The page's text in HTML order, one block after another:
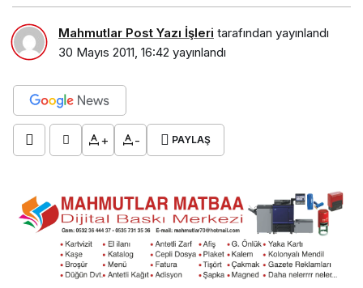
Mahmutlar Post Yazı İşleri tarafından yayınlandı
30 Mayıs 2011, 16:42 yayınlandı
+ - PAYLAŞ